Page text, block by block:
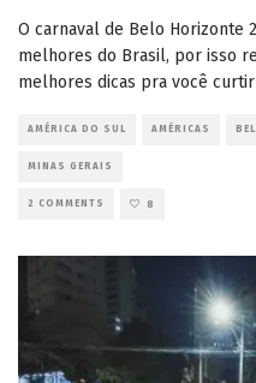
O carnaval de Belo Horizonte
melhores do Brasil, por isso
melhores dicas pra você
AMÉRICA DO SUL AMÉRICAS
MINAS GERAIS
2 COMMENTS 8